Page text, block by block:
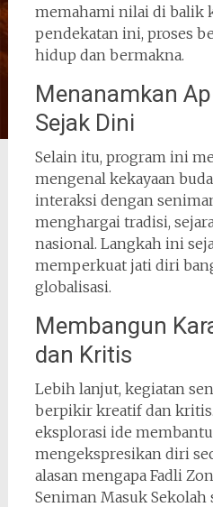
memahami nilai di balik
pendekatan ini, proses
hidup dan bermakna.
Menanamkan
Sejak Dini
Selain itu, program ini
mengenal kekayaan
interaksi dengan
menghargai tradisi,
nasional. Langkah ini
memperkuat jati diri
globalisasi.
Membangun
dan Kritis
Lebih lanjut, kegiatan
berpikir kreatif dan
eksplorasi ide
mengekspresikan diri
alasan mengapa Fadli
Seniman Masuk Sekolah